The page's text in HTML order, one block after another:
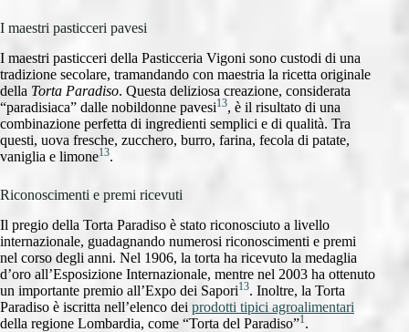
I maestri pasticceri pavesi
I maestri pasticceri della Pasticceria Vigoni sono custodi di una
tradizione secolare, tramandando con maestria la ricetta originale
della Torta Paradiso. Questa deliziosa creazione, considerata
“paradisiaca” dalle nobildonne pavesi13, è il risultato di una
combinazione perfetta di ingredienti semplici e di qualità. Tra
questi, uova fresche, zucchero, burro, farina, fecola di patate,
vaniglia e limone13.
Riconoscimenti e premi ricevuti
Il pregio della Torta Paradiso è stato riconosciuto a livello
internazionale, guadagnando numerosi riconoscimenti e premi
nel corso degli anni. Nel 1906, la torta ha ricevuto la medaglia
d’oro all’Esposizione Internazionale, mentre nel 2003 ha ottenuto
un importante premio all’Expo dei Sapori13. Inoltre, la Torta
Paradiso è iscritta nell’elenco dei prodotti tipici agroalimentari
della regione Lombardia, come “Torta del Paradiso”1 .